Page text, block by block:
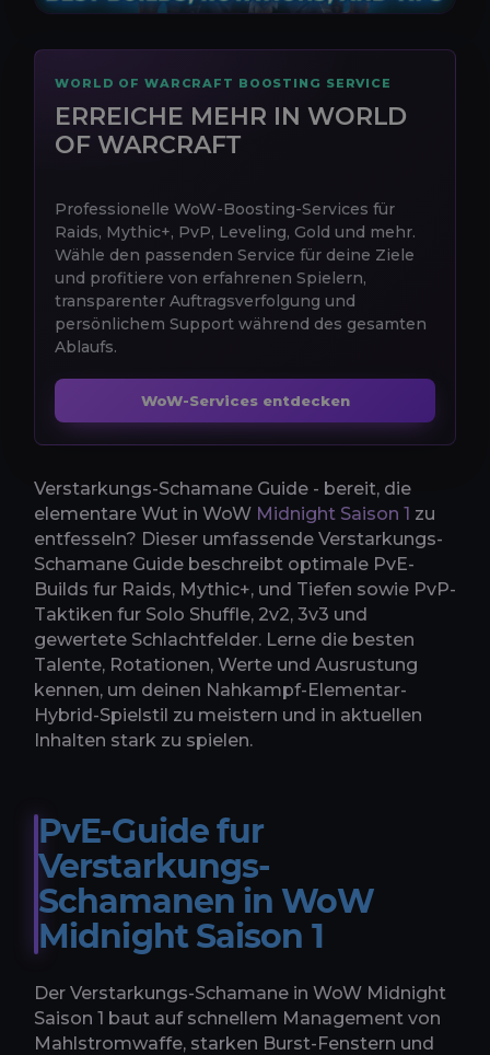
WORLD OF WARCRAFT BOOSTING SERVICE
ERREICHE MEHR IN WORLD
OF WARCRAFT
Professionelle WoW-Boosting-Services für
Raids, Mythic+, PvP, Leveling, Gold und mehr.
Wähle den passenden Service für deine Ziele
und profitiere von erfahrenen Spielern,
transparenter Auftragsverfolgung und
persönlichem Support während des gesamten
Ablaufs.
WoW-Services entdecken
Verstarkungs-Schamane Guide - bereit, die
elementare Wut in WoW Midnight Saison 1 zu
entfesseln? Dieser umfassende Verstarkungs-
Schamane Guide beschreibt optimale PvE-
Builds fur Raids, Mythic+, und Tiefen sowie PvP-
Taktiken fur Solo Shuffle, 2v2, 3v3 und
gewertete Schlachtfelder. Lerne die besten
Talente, Rotationen, Werte und Ausrustung
kennen, um deinen Nahkampf-Elementar-
Hybrid-Spielstil zu meistern und in aktuellen
Inhalten stark zu spielen.
PvE-Guide fur
Verstarkungs-
Schamanen in WoW
Midnight Saison 1
Der Verstarkungs-Schamane in WoW Midnight
Saison 1 baut auf schnellem Management von
Mahlstromwaffe, starken Burst-Fenstern und